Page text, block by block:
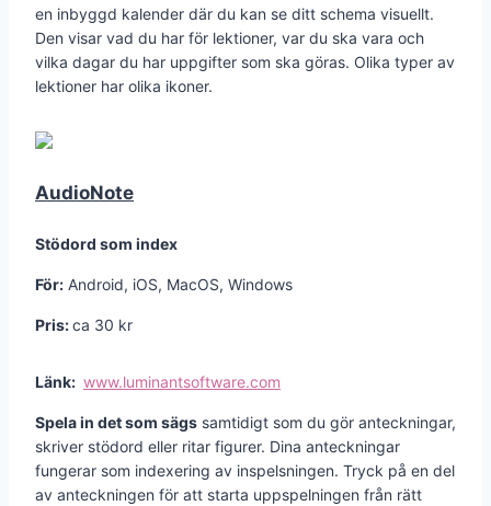
en inbyggd kalender där du kan se ditt schema visuellt.
Den visar vad du har för lektioner, var du ska vara och
vilka dagar du har uppgifter som ska göras. Olika typer av
lektioner har olika ikoner.
AudioNote
Stödord som index
För: Android, iOS, MacOS, Windows
Pris:ca 30 kr
Länk: www.luminantsoftware.com
Spela in det som sägs samtidigt som du gör anteckningar,
skriver stödord eller ritar figurer. Dina anteckningar
fungerar som indexering av inspelsningen. Tryck på en del
av anteckningen för att starta uppspelningen från rätt